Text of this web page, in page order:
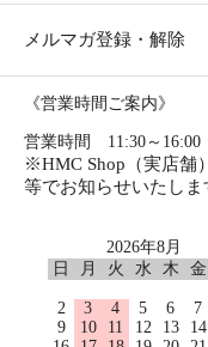
メルマガ登録・解除
《営業時間ご案内》
営業時間 11:30～16:00
※HMC Shop（実店舗
等でお知らせいたしま
2026年8月
日
月 火 水 木 金
2
3 4 5 6 7
9
10 11 12 13 14